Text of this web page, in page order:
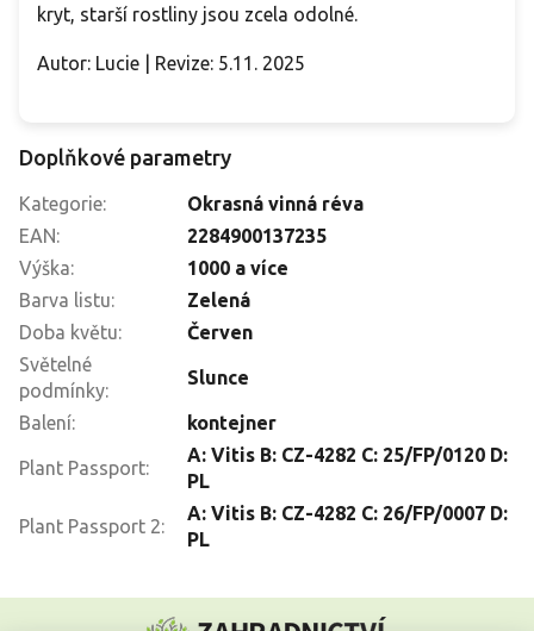
kryt, starší rostliny jsou zcela odolné.
Autor: Lucie | Revize: 5.11. 2025
Doplňkové parametry
Kategorie:
Okrasná vinná réva
EAN:
2284900137235
Výška:
1000 a více
Barva listu:
Zelená
Doba květu:
Červen
Světelné
podmínky:
Slunce
Balení: kontejner
Plant Passport:
A: Vitis B: CZ-4282 C: 25/FP/0120 D:
PL
Plant Passport 2:
A: Vitis B: CZ-4282 C: 26/FP/0007 D:
PL